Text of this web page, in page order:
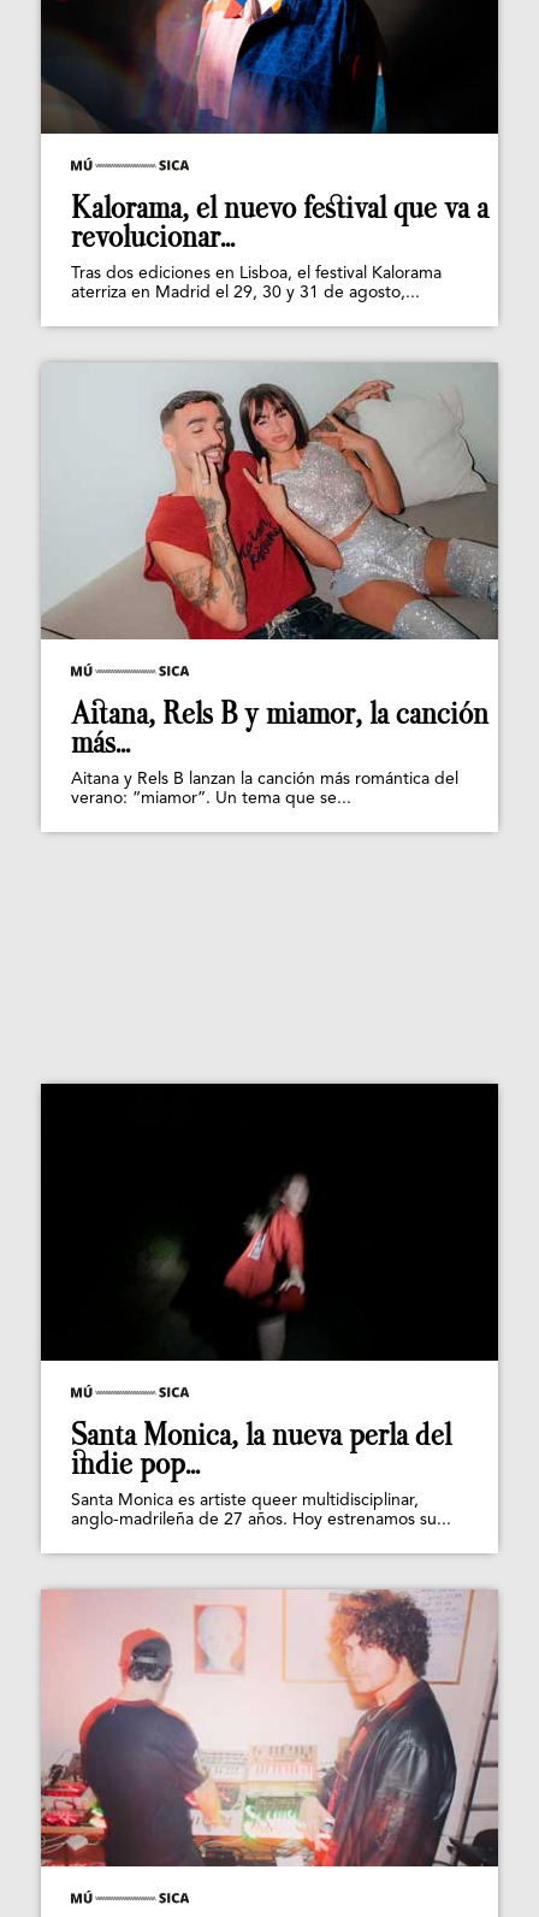
Kalorama, el nuevo festival que va a
revolucionar...
Tras dos ediciones en Lisboa, el festival Kalorama
aterriza en Madrid el 29, 30 y 31 de agosto,...
Aitana, Rels B y miamor, la canción
más...
Aitana y Rels B lanzan la canción más romántica del
verano: “miamor”. Un tema que se...
Santa Monica, la nueva perla del
indie pop...
Santa Monica es artiste queer multidisciplinar,
anglo-madrileña de 27 años. Hoy estrenamos su...